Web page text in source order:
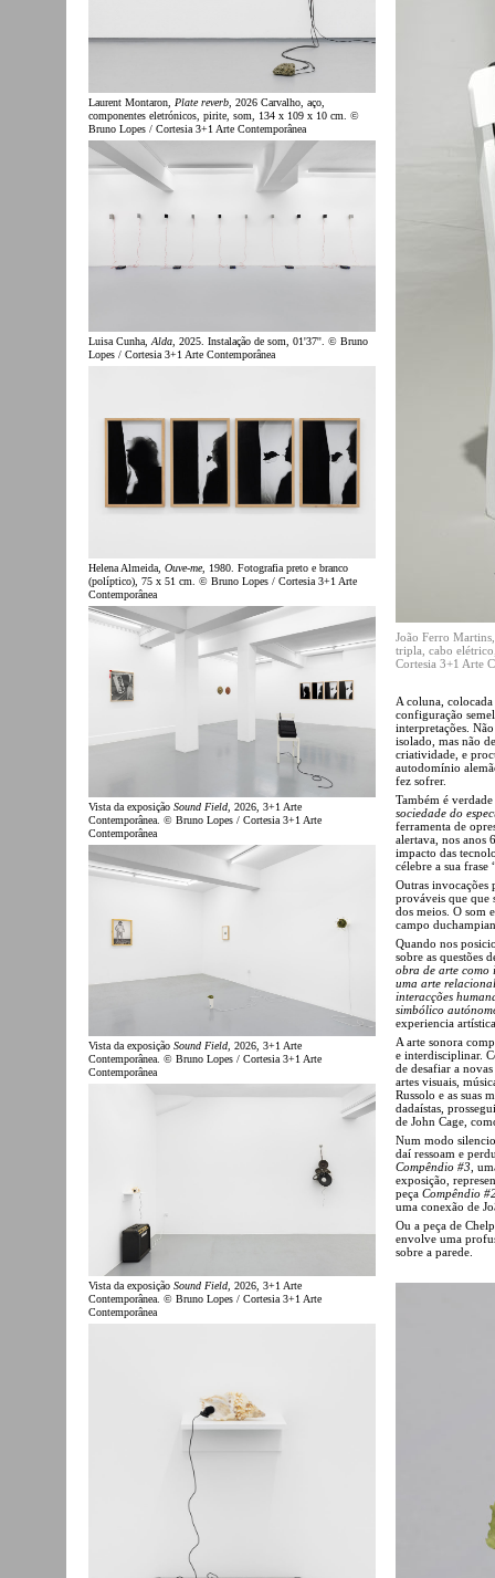
Laurent Montaron, Plate reverb , 2026 Carvalho, aço,
componentes eletrónicos, pirite, som, 134 x 109 x 10 cm. ©
Bruno Lopes / Cortesia 3+1 Arte Contemporânea
Luisa Cunha, Alda , 2025. Instalação de som, 01'37''. © Bruno
Lopes / Cortesia 3+1 Arte Contemporânea
Helena Almeida, Ouve-me, 1980. Fotografia preto e branco
(políptico), 75 x 51 cm. © Bruno Lopes / Cortesia 3+1 Arte
Contemporânea
Vista da exposição Sound Field , 2026, 3+1 Arte
Contemporânea. © Bruno Lopes / Cortesia 3+1 Arte
Contemporânea
Vista da exposição Sound Field, 2026, 3+1 Arte
Contemporânea. © Bruno Lopes / Cortesia 3+1 Arte
Contemporânea
Vista da exposição Sound Field , 2026, 3+1 Arte
Contemporânea. © Bruno Lopes / Cortesia 3+1 Arte
Contemporânea
João Ferro
tripla, cabo
Cortesia 3+1 Arte
A coluna,
configuração
interpretações.
isolado, mas não
criatividade, e
autodomínio
fez sofrer.
Também é
sociedade do
ferramenta de
alertava, nos anos
impacto das
célebre a sua frase
Outras invocações
prováveis que que
dos meios. O som
campo
Quando nos
sobre as questões
obra de arte como
uma arte
interacções
simbólico
experiencia
A arte sonora
e interdisciplinar.
de desafiar a
artes visuais,
Russolo e as suas
dadaístas,
de John Cage,
Num modo
daí ressoam e
Compêndio #3 ,
exposição,
peça Compêndio
uma conexão de
Ou a peça de
envolve uma
sobre a parede.